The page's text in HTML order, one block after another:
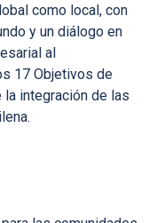
como local, con
y un diálogo en
al
17 Objetivos de
integración de las